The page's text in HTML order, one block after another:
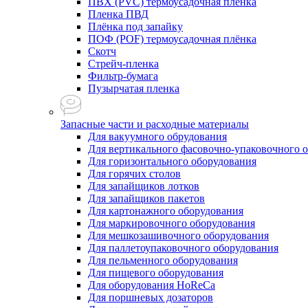
Пленка ПВД
Плёнка под запайку
ПОФ (POF) термоусадочная плёнка
Скотч
Стрейч-пленка
Фильтр-бумага
Пузырчатая пленка
Запасные части и расходные материалы
Для вакуумного обрудования
Для вертикального фасовочно-упаковочного
Для горизонтального оборудования
Для горячих столов
Для запайщиков лотков
Для запайщиков пакетов
Для картонажного оборудования
Для маркировочного оборудования
Для мешкозашивочного оборудования
Для паллетоупаковочного оборудования
Для пельменного оборудования
Для пищевого оборудования
Для оборудования HoReCa
Для поршневых дозаторов